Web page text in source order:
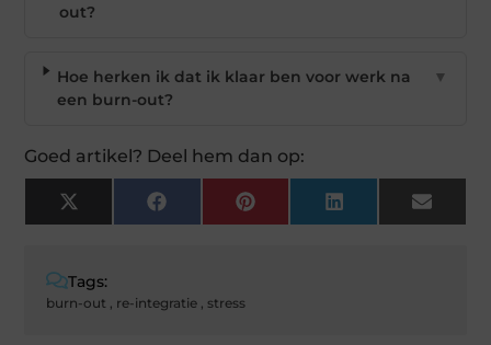
out?
Hoe herken ik dat ik klaar ben voor werk na
een burn-out?
▼
Goed artikel? Deel hem dan op:
X
(Twitter)
Facebook Pinterest LinkedIn Email
Tags:
burn-out , re-integratie ,stress